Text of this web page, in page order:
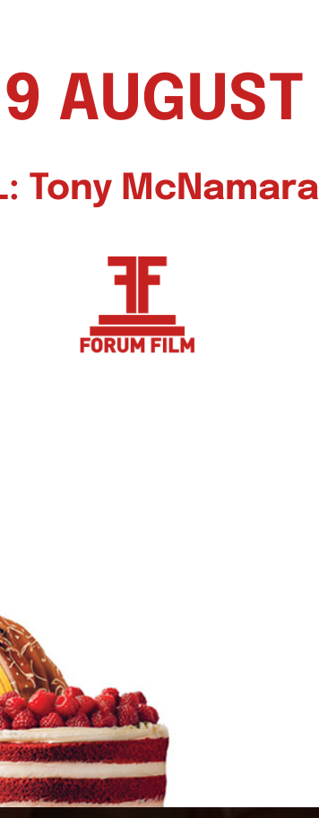
AUGUST
Tony McNamara